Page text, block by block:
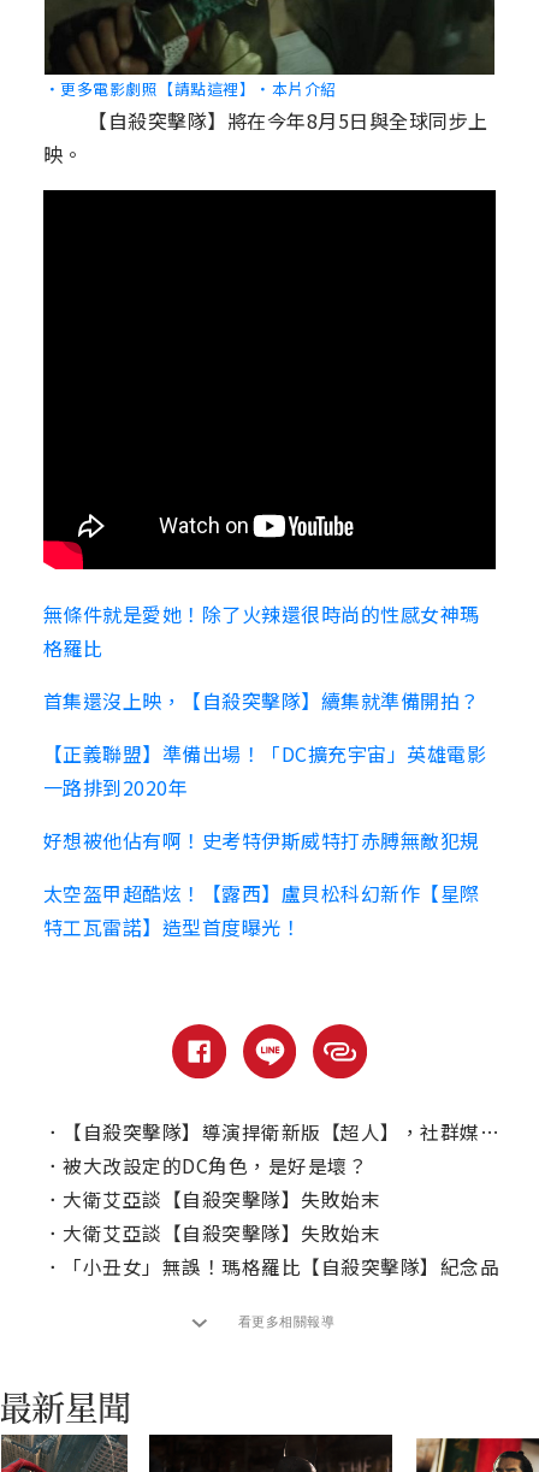
‧更多電影劇照【請點這裡】 ‧本片介紹
【自殺突擊隊】將在今年8月5日與全球同步上
映。
無條件就是愛她！除了火辣還很時尚的性感女神瑪
格羅比
首集還沒上映，【自殺突擊隊】續集就準備開拍？
【正義聯盟】準備出場！「DC擴充宇宙」英雄電影
一路排到2020年
好想被他佔有啊！史考特伊斯威特打赤膊無敵犯規
太空盔甲超酷炫！【露西】盧貝松科幻新作【星際
特工瓦雷諾】造型首度曝光！
．
【自殺突擊隊】導演捍衛新版【超人】，社群媒體反擊網友
． 被大改設定的DC角色，是好是壞？
． 大衛艾亞談【自殺突擊隊】失敗始末
． 大衛艾亞談【自殺突擊隊】失敗始末
．
「小丑女」無誤！瑪格羅比【自殺突擊隊】紀念品
看更多相關報導